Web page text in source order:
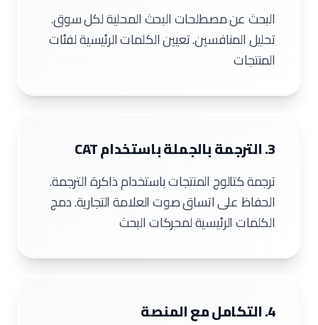
البحث عن مصطلحات البحث المحلية لكل سوق.
تحليل المنافسين. تعيين الكلمات الرئيسية لفئات
المنتجات
3. الترجمة بالجملة باستخدام CAT
ترجمة كتالوج المنتجات باستخدام ذاكرة الترجمة.
الحفاظ على اتساق صوت العلامة التجارية. دمج
الكلمات الرئيسية لمحركات البحث
4. التكامل مع المنصة